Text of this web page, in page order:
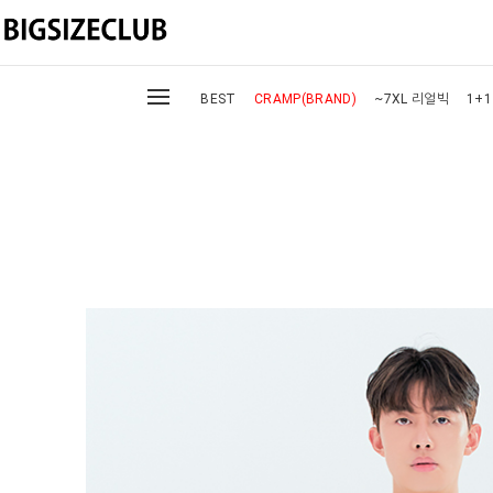
BEST CRAMP(BRAND) ~7XL 리얼빅 1+1